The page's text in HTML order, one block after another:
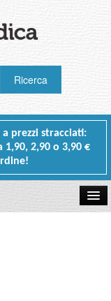
a prezzi stracciati:
2,90 o 3,90 €